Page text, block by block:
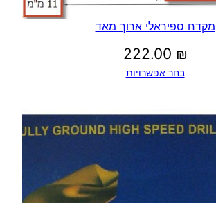
מקדח ספיראלי ארוך מאד
222.00 ₪
בחר אפשרויות